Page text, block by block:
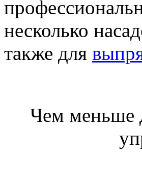
несколько
также для
Чем меньше